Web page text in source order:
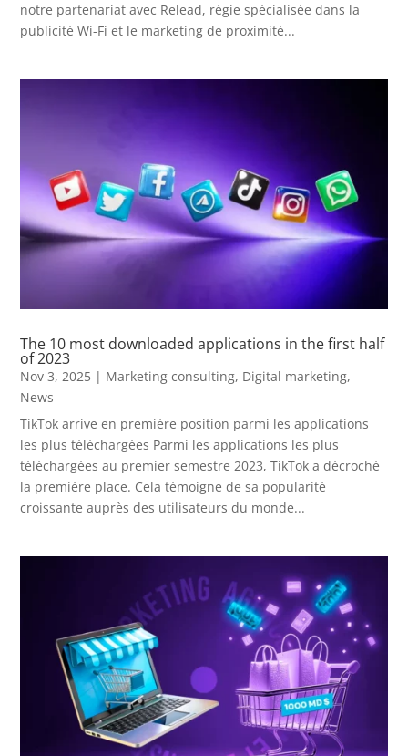
notre partenariat avec Relead, régie spécialisée dans la
publicité Wi-Fi et le marketing de proximité...
The 10 most downloaded applications in the first half
of 2023
Nov 3, 2025 | Marketing consulting, Digital marketing,
News
TikTok arrive en première position parmi les applications
les plus téléchargées Parmi les applications les plus
téléchargées au premier semestre 2023, TikTok a décroché
la première place. Cela témoigne de sa popularité
croissante auprès des utilisateurs du monde...